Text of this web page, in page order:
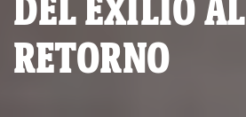
RETORNO